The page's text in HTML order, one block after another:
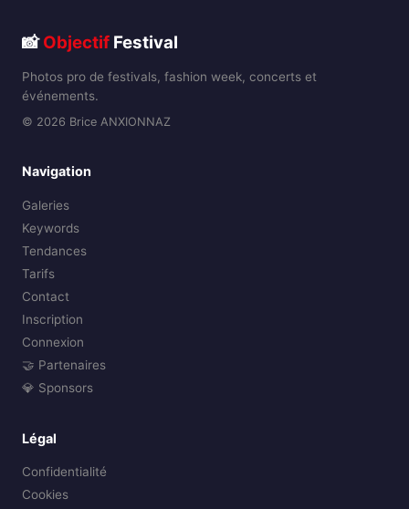
📸Objectif Festival
Photos pro de festivals, fashion week, concerts et
événements.
© 2026 Brice ANXIONNAZ
Navigation
Galeries
Keywords
Tendances
Tarifs
Contact
Inscription
Connexion
🤝 Partenaires
💎 Sponsors
Légal
Confidentialité
Cookies